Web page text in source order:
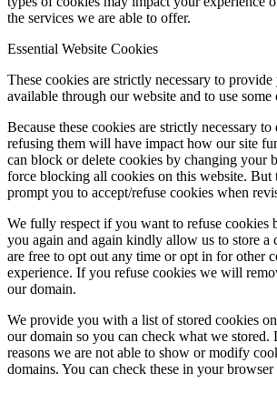
the services we are able to offer.
Essential Website Cookies
These cookies are strictly necessary to
available through our website and to use some
Because these cookies are strictly necessary
refusing them will have impact how our site
can block or delete cookies by changing your
force blocking all cookies on this website.
prompt you to accept/refuse cookies when
We fully respect if you want to refuse cookies
you again and again kindly allow us to store a
are free to opt out any time or opt in for other
experience. If you refuse cookies we will
our domain.
We provide you with a list of stored cookies
our domain so you can check what we stored.
reasons we are not able to show or modify
domains. You can check these in your browser